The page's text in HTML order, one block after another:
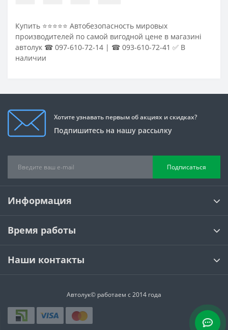
Купить ⭐⭐⭐⭐⭐ Автобезопасность мировых
производителей по самой вигодной цене в магазині
автолук ☎ 097-610-72-14 | ☎ 093-610-72-41 ✅ В
наличии
Хотите узнавать первым об акциях и скидках?
Подпишитесь на нашу рассылку
Подписаться
Информация
Время работы
Наши контакты
Автолук© работаем с 2014 года